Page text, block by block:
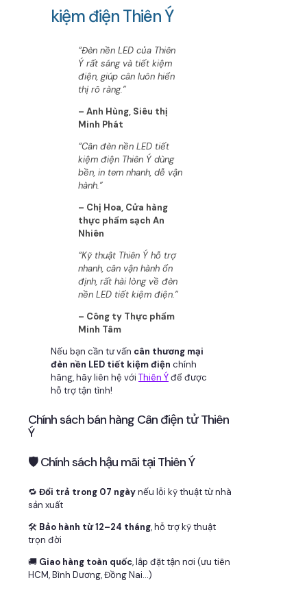
kiệm điện Thiên Ý
“Đèn nền LED của Thiên
Ý rất sáng và tiết kiệm
điện, giúp cân luôn hiển
thị rõ ràng.”
– Anh Hùng, Siêu thị
Minh Phát
“Cân đèn nền LED tiết
kiệm điện Thiên Ý dùng
bền, in tem nhanh, dễ vận
hành.”
– Chị Hoa, Cửa hàng
thực phẩm sạch An
Nhiên
“Kỹ thuật Thiên Ý hỗ trợ
nhanh, cân vận hành ổn
định, rất hài lòng về đèn
nền LED tiết kiệm điện.”
– Công ty Thực phẩm
Minh Tâm
Nếu bạn cần tư vấn cân thương mại
đèn nền LED tiết kiệm điện chính
hãng, hãy liên hệ với Thiên Ýđể được
hỗ trợ tận tình!
Chính sách bán hàng Cân điện tử Thiên
Ý
🛡 Chính sách hậu mãi tại Thiên Ý
🔁 Đổi trả trong 07 ngàynếu lỗi kỹ thuật từ nhà
sản xuất
🛠 Bảo hành từ 12–24 tháng, hỗ trợ kỹ thuật
trọn đời
🚚 Giao hàng toàn quốc, lắp đặt tận nơi (ưu tiên
HCM, Bình Dương, Đồng Nai…)